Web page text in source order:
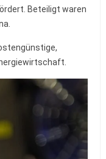
Beteiligt waren